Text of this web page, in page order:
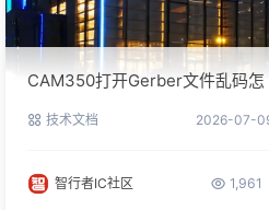
CAM350打开Gerber文件乱码怎
技术文档 2026-07-
智行者IC社区 1,961